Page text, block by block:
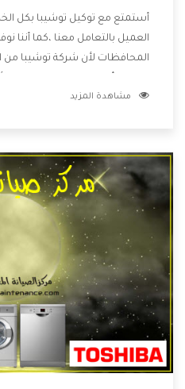
أستمتع مع توكيل توشيبا بكل
العميل بالتعامل معنا ،كما أننا
المحافظات لأن شركة توشيبا من
تهتم بالخدمات التى تكون بعد
مشاهدة المزيد